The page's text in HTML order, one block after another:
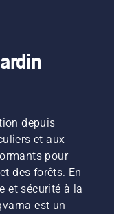
depuis
et aux
pour
des forêts. En
et sécurité à la
est un